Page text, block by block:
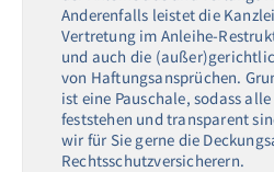
Anderenfalls leistet die
Vertretung im Anleihe-
und auch die
von Haftungsansprüchen.
ist eine Pauschale, sodass
feststehen und transparent
wir für Sie gerne die
Rechtsschutzversicherern.